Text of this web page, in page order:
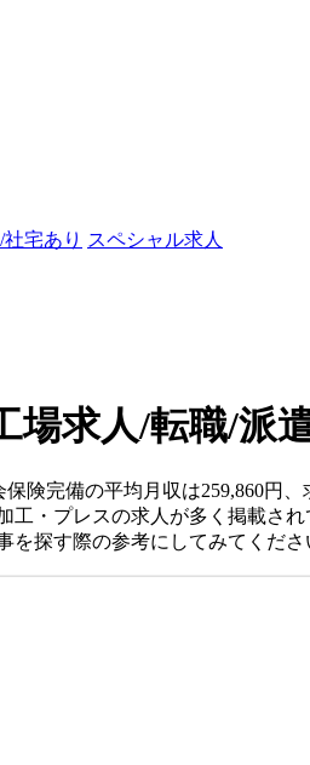
社宅あり スペシャル求人
場求人/転職/派
険完備の平均月収は259,860円
・プレスの求人が多く掲載され
探す際の参考にしてみてくださ